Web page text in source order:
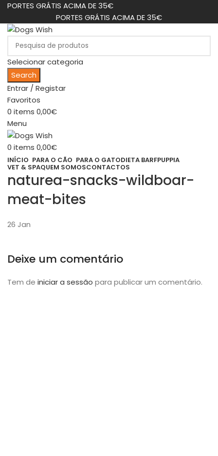
PORTES GRÁTIS ACIMA DE 35€
PORTES GRÁTIS ACIMA DE 35€
Selecionar categoria
Search
Entrar / Registar
Favoritos
0 items 0,00€
Menu
0 items 0,00€
INÍCIO PARA O CÃO PARA O GATODIETA BARFPUPPIA
VET & SPAQUEM SOMOSCONTACTOS
naturea-snacks-wildboar-
meat-bites
26 Jan
Deixe um comentário
Tem de iniciar a sessão para publicar um comentário.